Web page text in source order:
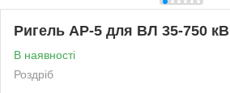
Ригель АР-5 для ВЛ 35-750 кВ
В наявності
Роздріб